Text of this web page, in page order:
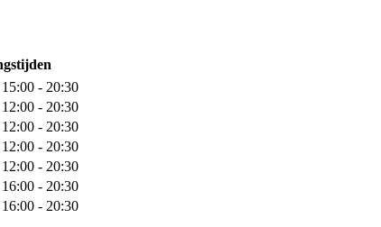
15:00 - 20:30
12:00 - 20:30
12:00 - 20:30
12:00 - 20:30
12:00 - 20:30
16:00 - 20:30
16:00 - 20:30